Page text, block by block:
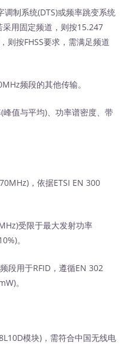
调制系统(DTS)或频率跳变系统
采用固定频道，则按15.247
则按FHSS要求，需满足频道
频段的其他传输。
值与平均)、功率谱密度、带
，依据ETSI EN 300
受限于最大发射功率
。
用于RFID，遵循EN 302
。
模块)，需符合中国无线电